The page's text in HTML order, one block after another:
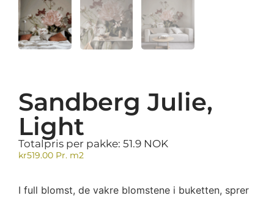
Sandberg Julie,
Light
Totalpris per pakke: 51.9 NOK
kr519.00 Pr. m2
I full blomst, de vakre blomstene i buketten, sprer